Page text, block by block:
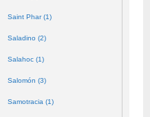
Saint Phar (1)
Saladino (2)
Salahoc (1)
Salomón (3)
Samotracia (1)